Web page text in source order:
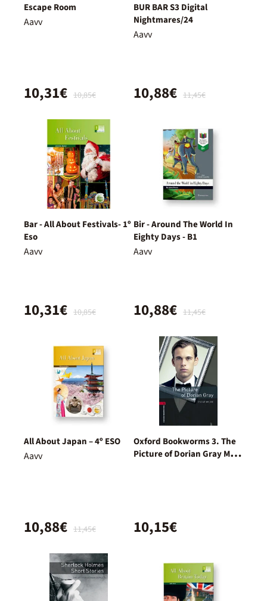
Escape Room
Aavv
10,85€
10,31€
BUR BAR S3 Digital
Nightmares/24
Aavv
11,45€
10,88€
Bar - All About Festivals- 1º
Eso
Aavv
10,85€
10,31€
Bir - Around The World In
Eighty Days - B1
Aavv
11,45€
10,88€
All About Japan – 4º ESO
Aavv
11,45€
10,88€
Oxford Bookworms 3. The
Picture of Dorian Gray MP3
10,15€